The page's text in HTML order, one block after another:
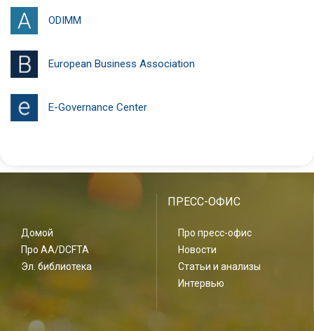
ODIMM
European Business Association
E-Governance Center
Домой
Про AA/DCFTA
Эл. библиотека
ПРЕСС-ОФИС
Про пресс-офис
Новости
Статьи и анализы
Интервью